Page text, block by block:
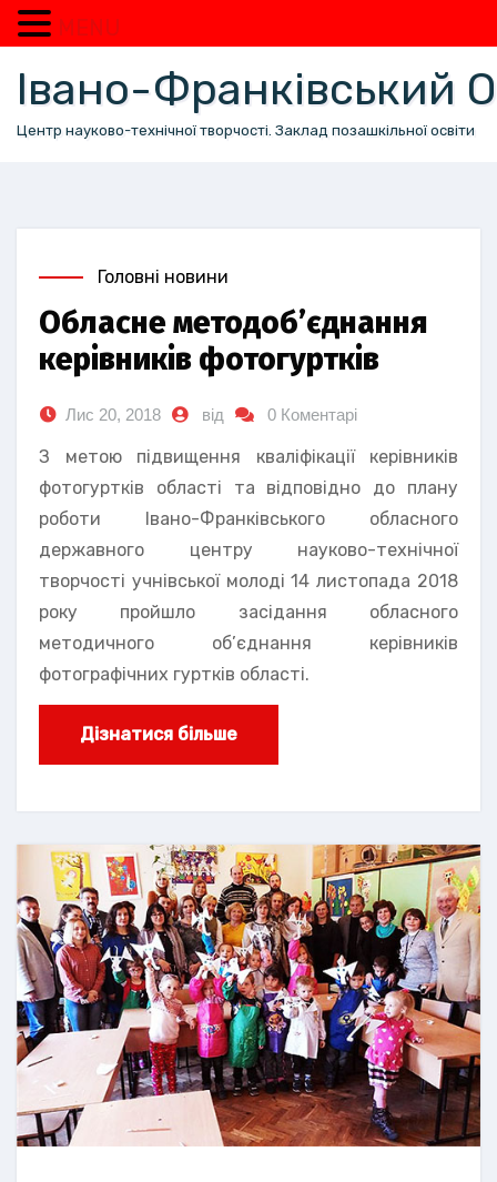
вмісту
Івано-Франківський
Центр науково-технічної творчості. Заклад позашкільної освіти
Головні новини
Обласне методоб’єднання
керівників фотогуртків
Лис 20, 2018 від 0 Коментарі
З метою підвищення кваліфікації керівників
фотогуртків області та відповідно до плану
роботи Івано-Франківського обласного
державного центру науково-технічної
творчості учнівської молоді 14 листопада 2018
року пройшло засідання обласного
методичного об’єднання керівників
фотографічних гуртків області.
Дізнатися більше
MENU